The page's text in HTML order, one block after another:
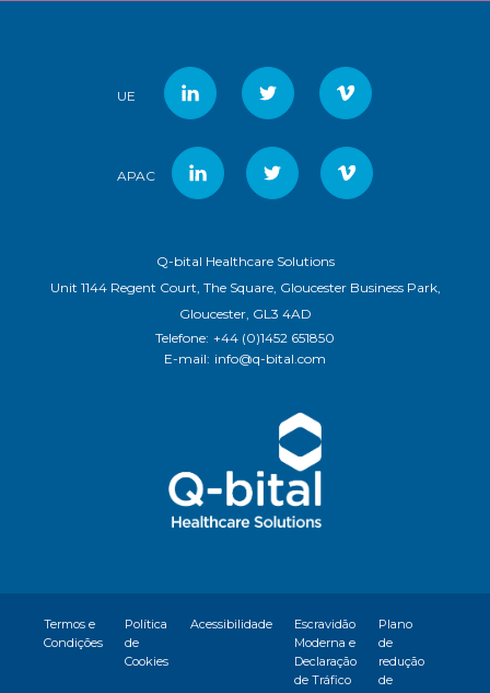
UE
APAC
Q-bital Healthcare Solutions
Unit 1144 Regent Court, The Square, Gloucester Business Park,
Gloucester, GL3 4AD
Telefone: +44 (0)1452 651850
E-mail: info@q-bital.com
Termos e
Condições
Política
de
Cookies
Acessibilidade
Escravidão
Moderna e
Declaração
de Tráfico
Plano
de
redução
de